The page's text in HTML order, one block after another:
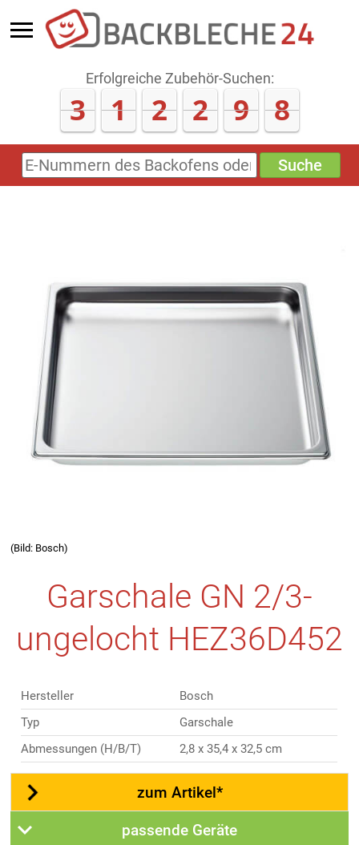
Erfolgreiche Zubehör-Suchen:
3 1 2 3 0 2
E-
Nummern
Suche
(Bild: Bosch)
Garschale GN 2/3-
ungelocht HEZ36D452
Hersteller
Bosch
Typ
Garschale
Abmessungen (H/B/T)
2,8 x 35,4 x 32,5 cm
zum Artikel*
passende Geräte